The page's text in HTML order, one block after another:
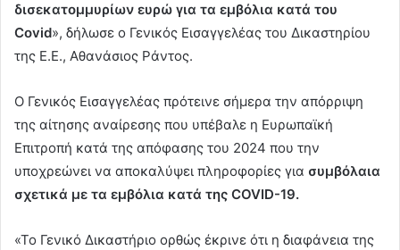
δισεκατομμυρίων ευρώ για τα εμβόλια κατά του
Covid», δήλωσε ο Γενικός Εισαγγελέας του Δικαστηρίου
της Ε.Ε., Αθανάσιος Ράντος.
Ο Γενικός Εισαγγελέας πρότεινε σήμερα την απόρριψη
της αίτησης αναίρεσης που υπέβαλε η Ευρωπαϊκή
Επιτροπή κατά της απόφασης του 2024 που την
υποχρεώνει να αποκαλύψει πληροφορίες για συμβόλαια
σχετικά με τα εμβόλια κατά της COVID-19.
«Το Γενικό Δικαστήριο ορθώς έκρινε ότι η διαφάνεια της